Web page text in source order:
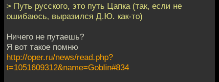
> Путь русского, это путь Цапка (так, если не
ошибаюсь, выразился Д.Ю. как-то)
Ничего не путаешь?
Я вот такое помню
http://oper.ru/news/read.php?
t=1051609312&name=Goblin#834